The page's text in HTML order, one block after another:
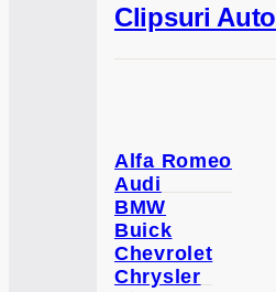
Clipsuri Auto
Alfa Romeo
Audi
BMW
Buick
Chevrolet
Chrysler